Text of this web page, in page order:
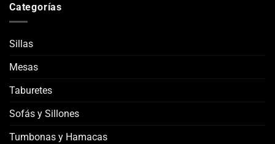
Categorías
Sillas
Mesas
Taburetes
Sofás y Sillones
Tumbonas y Hamacas